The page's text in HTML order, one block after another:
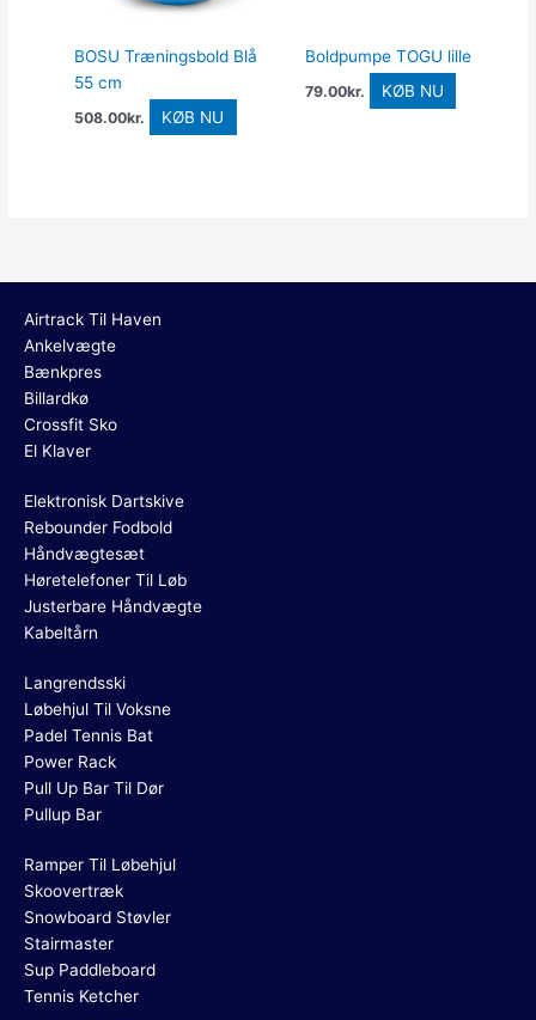
BOSU Træningsbold Blå
55 cm
508.00kr. KØB NU
Boldpumpe TOGU lille
79.00kr. KØB NU
Airtrack Til Haven
Ankelvægte
Bænkpres
Billardkø
Crossfit Sko
El Klaver
Elektronisk Dartskive
Rebounder Fodbold
Håndvægtesæt
Høretelefoner Til Løb
Justerbare Håndvægte
Kabeltårn
Langrendsski
Løbehjul Til Voksne
Padel Tennis Bat
Power Rack
Pull Up Bar Til Dør
Pullup Bar
Ramper Til Løbehjul
Skoovertræk
Snowboard Støvler
Stairmaster
Sup Paddleboard
Tennis Ketcher